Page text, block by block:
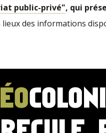
public-privé", qui
lieux des informations